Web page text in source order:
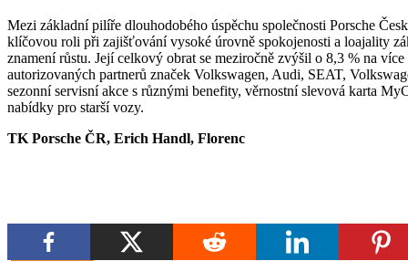
Mezi základní pilíře dlouhodobého úspěchu společnosti Porsche
klíčovou roli při zajišťování vysoké úrovně spokojenosti a loajality
znamení růstu. Její celkový obrat se meziročně zvýšil o 8,3 % na
autorizovaných partnerů značek Volkswagen, Audi, SEAT,
sezonní servisní akce s různými benefity, věrnostní slevová karta
nabídky pro starší vozy.
TK Porsche ČR, Erich Handl, Florenc